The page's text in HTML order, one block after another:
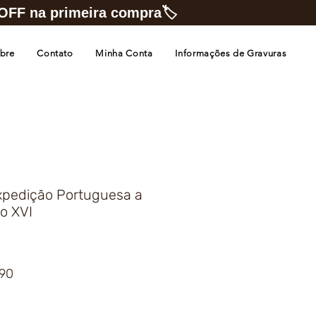
Contato Minha Conta Informações de Gravuras
OFF na primeira compra🏷️
Portuguesa a
XVI